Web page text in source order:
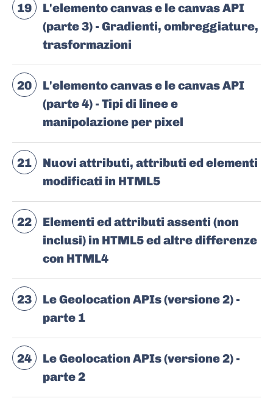
19
L'elemento canvas e le canvas API
(parte 3) - Gradienti, ombreggiature,
trasformazioni
20
L'elemento canvas e le canvas API
(parte 4) - Tipi di linee e
manipolazione per pixel
21
Nuovi attributi, attributi ed elementi
modificati in HTML5
22
Elementi ed attributi assenti (non
inclusi) in HTML5 ed altre differenze
con HTML4
23
Le Geolocation APIs (versione 2) -
parte 1
24
Le Geolocation APIs (versione 2) -
parte 2